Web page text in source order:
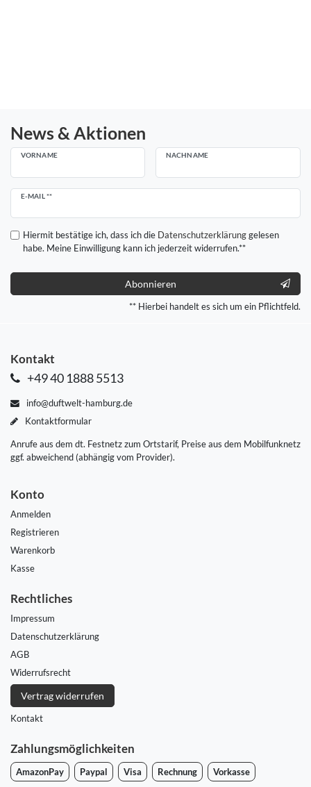
News & Aktionen
VORNAME NACHNAME
E-MAIL **
Newsletter
Hiermit bestätige ich, dass ich die Daten­schutz­erklärunggelesen
habe. Meine Einwilligung kann ich jederzeit widerrufen.**
Abonnieren
** Hierbei handelt es sich um ein Pflichtfeld.
Kontakt
+49 40 1888 5513
info@duftwelt-hamburg.de
Kontaktformular
Anrufe aus dem dt. Festnetz zum Ortstarif, Preise aus dem Mobilfunknetz
ggf. abweichend (abhängig vom Provider).
Konto
Anmelden
Registrieren
Warenkorb
Kasse
Rechtliches
Impressum
Daten­schutz­erklärung
AGB
Widerrufs­recht
Vertrag widerrufen
Kontakt
Zahlungsmöglichkeiten
AmazonPay Paypal Visa Rechnung Vorkasse